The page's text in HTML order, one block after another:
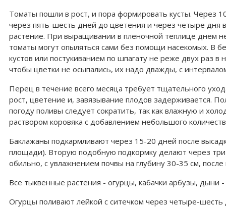
Томаты пошли в рост, и пора формировать кусты. Через
через пять-шесть дней до цветения и через четыре дня
растение. При выращивании в пленочной теплице днем
томаты могут опыляться сами без помощи насекомых. В
кустов или постукиванием по шпагату не реже двух раз
чтобы цветки не осыпались, их надо дважды, с
Перец в течение всего месяца требует тщательного
рост, цветение и, завязывание плодов задерживается.
погоду поливы следует сократить, так как влажную и
раствором коровяка с добавлением небольшого
Баклажаны подкармливают через 15-20 дней после
площади). Вторую подобную подкормку делают через
обильно, с увлажнением почвы на глубину 30-35 см,
Все тыквенные растения - огурцы, кабачки арбузы,
Огурцы поливают лейкой с ситечком через четыре-шесть